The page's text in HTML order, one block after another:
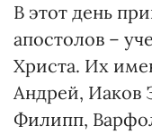
В этот день
апостолов –
Христа. Их
Андрей, Иаков
Филипп,